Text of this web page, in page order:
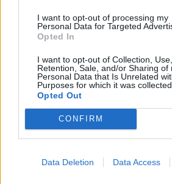
I want to opt-out of processing my
Personal Data for Targeted
Opted In
I want to opt-out of Collection, Use,
Retention, Sale, and/or Sharing of
Personal Data that Is Unrelated
Purposes for which it was collected.
Opted Out
CONFIRM
Data Deletion Data Access
Lietuvos komunikacijos
fotografo Ričardo
išrinktas tarp 25 geriausių
vienspalvių nuotraukų,
fotografijos žurnalas